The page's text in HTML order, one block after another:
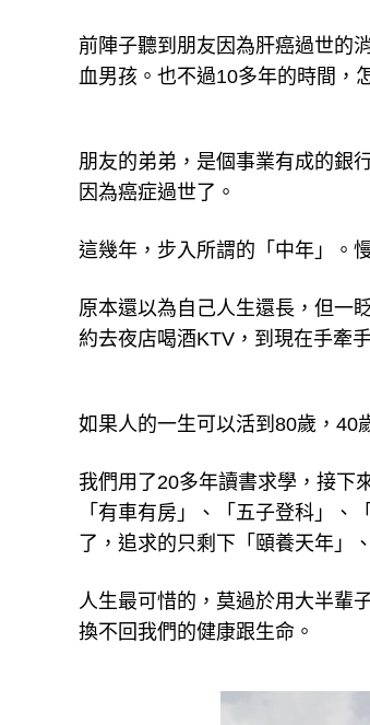
前陣子聽到朋友因為肝癌過世的
血男孩。也不過10多年的時間，
朋友的弟弟，是個事業有成的銀
因為癌症過世了。
這幾年，步入所謂的「中年」。
原本還以為自己人生還長，但一
約去夜店喝酒KTV，到現在手牽
如果人的一生可以活到80歲，40
我們用了20多年讀書求學，接下
「有車有房」、「五子登科」
了，追求的只剩下「頤養天年」
人生最可惜的，莫過於用大半輩
換不回我們的健康跟生命。